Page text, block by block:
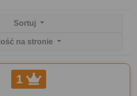
Sortuj
Ilość na stronie
1